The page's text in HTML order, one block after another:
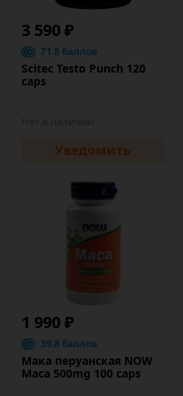
3 590 ₽
71.8 баллов
Scitec Testo Punch 120
caps
Уведомить
1 990 ₽
39.8 баллов
Мака перуанская NOW
Maca 500mg 100 caps